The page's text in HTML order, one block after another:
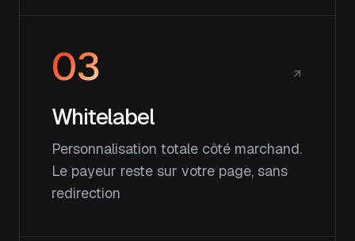
03
Whitelabel
Personnalisation totale côté marchand.
Le payeur reste sur votre page, sans
redirection